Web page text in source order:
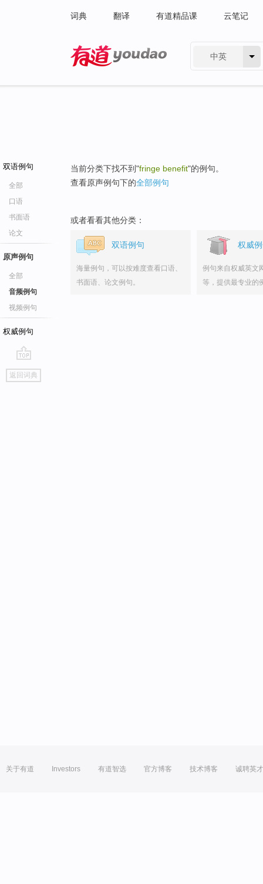
词典 翻译 有道精品课 云笔记
中英
双语例句
全部
口语
书面语
论文
原声例句
全部
音频例句
视频例句
权威例句
go
top
返回词典
当前分类下找不到"fringe benefit"的例句。
查看原声例句下的全部例句
或者看看其他分类：
双语例句
海量例句，可以按难度查看口语、
书面语、论文例句。
权威
例句来自权威英文
等，提供最专业的
关于有道 Investors 有道智选 官方博客 技术博客 诚聘英才